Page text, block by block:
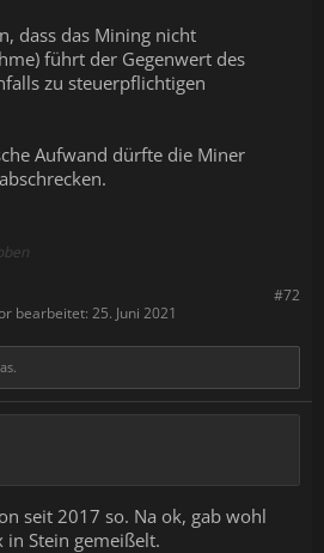
dass das Mining nicht
führt der Gegenwert des
zu steuerpflichtigen
Aufwand dürfte die Miner
#72
bearbeitet: 25. Juni 2021
seit 2017 so. Na ok, gab wohl
in Stein gemeißelt.